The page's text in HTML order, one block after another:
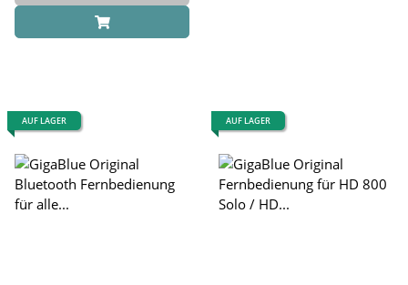
AUF LAGER AUF LAGER